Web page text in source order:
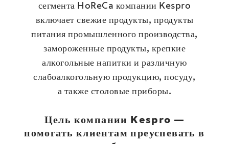
сегмента HoReCa компании Kespro
включает свежие продукты, продукты
питания промышленного производства,
замороженные продукты, крепкие
алкогольные напитки и различную
слабоалкогольную продукцию, посуду,
а также столовые приборы.
Цель компании Kespro —
помогать клиентам преуспевать в